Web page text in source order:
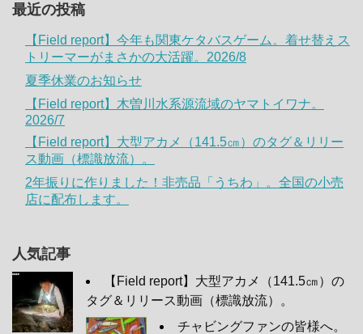
最近の投稿
【Field report】今年も関東ケタバスゲーム。着せ替えス
トリーマーがまさかの大活躍。2026/8
夏季休業のお知らせ
【Field report】木曽川水系源流域のヤマトイワナ。
2026/7
【Field report】大型アカメ（141.5㎝）のタグ＆リリー
ス動画（標識放流）。
2年振りに作りました！非売品「うちわ」。全国の小売
店に配布します。
人気記事
【Field report】大型アカメ（141.5㎝）の
タグ＆リリース動画（標識放流）。
チャビングファンの皆様へ。